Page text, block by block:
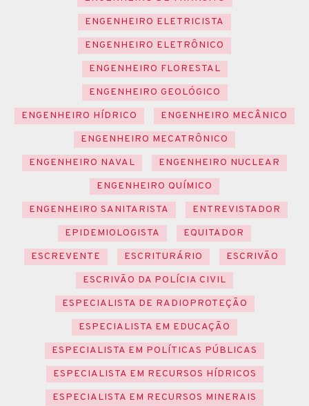
ENGENHEIRO ELETRICISTA
ENGENHEIRO ELETRÔNICO
ENGENHEIRO FLORESTAL
ENGENHEIRO GEOLÓGICO
ENGENHEIRO HÍDRICO
ENGENHEIRO MECÂNICO
ENGENHEIRO MECATRÔNICO
ENGENHEIRO NAVAL
ENGENHEIRO NUCLEAR
ENGENHEIRO QUÍMICO
ENGENHEIRO SANITARISTA
ENTREVISTADOR
EPIDEMIOLOGISTA
EQUITADOR
ESCREVENTE
ESCRITURÁRIO
ESCRIVÃO
ESCRIVÃO DA POLÍCIA CIVIL
ESPECIALISTA DE RADIOPROTEÇÃO
ESPECIALISTA EM EDUCAÇÃO
ESPECIALISTA EM POLÍTICAS PÚBLICAS
ESPECIALISTA EM RECURSOS HÍDRICOS
ESPECIALISTA EM RECURSOS MINERAIS